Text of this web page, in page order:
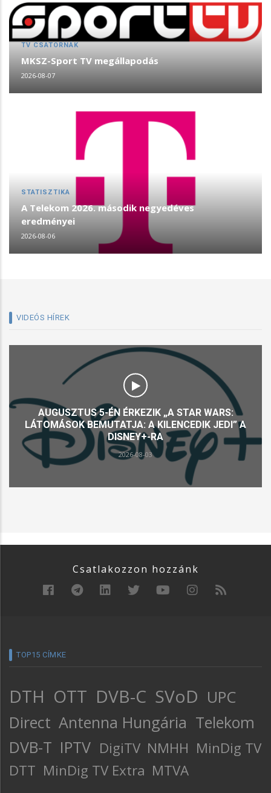
TV CSATORNÁK
MKSZ-Sport TV megállapodás
2026-08-07
STATISZTIKA
A Telekom 2026. második negyedéves
eredményei
2026-08-06
VIDEÓS HÍREK
AUGUSZTUS 5-ÉN ÉRKEZIK „A STAR WARS:
LÁTOMÁSOK BEMUTATJA: A KILENCEDIK JEDI” A
DISNEY+-RA
2026-08-03
Csatlakozzon hozzánk
TOP15 CÍMKE
DTH OTT DVB-C SVoD UPC
Direct Antenna Hungária Telekom
DVB-T IPTV DigiTV NMHH MinDig TV
DTT MinDig TV Extra MTVA